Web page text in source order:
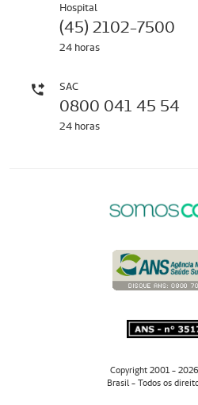
Hospital
(45) 2102-7500
24 horas
SAC
0800 041 45 54
24 horas
Copyright 2001 -
Brasil - Todos os